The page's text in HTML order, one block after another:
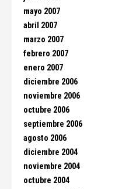
mayo 2007
abril 2007
marzo 2007
febrero 2007
enero 2007
diciembre 2006
noviembre 2006
octubre 2006
septiembre 2006
agosto 2006
diciembre 2004
noviembre 2004
octubre 2004